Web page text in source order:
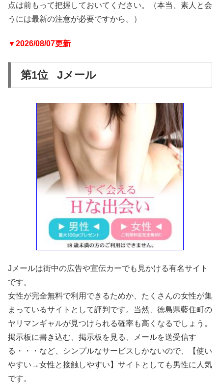
点は前もって把握しておいてください。（本当、素人と会
うには最新の注意が必要ですから。）
▼2026/08/07更新
第1位 Jメール
Jメールは街中の広告や宣伝カーでも見かける有名サイト
です。
女性が完全無料で利用できるためか、たくさんの女性が集
まっているサイトとして評判です。当然、徳島県藍住町の
ヤリマンギャルが見つけられる確率も高くなるでしょう。
掲示板に書き込む、掲示板を見る、メールを送受信す
る・・・など、シンプルなサービスしかないので、【使い
やすい→女性と接触しやすい】サイトとしても男性に人気
です。